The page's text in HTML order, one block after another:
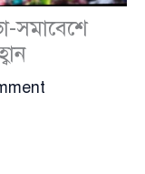
সমাবেশে